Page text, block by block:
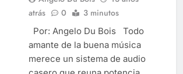
atrás
0 3 minutos
Por: Angelo Du Bois Todo
amante de la buena música
merece un sistema de audio